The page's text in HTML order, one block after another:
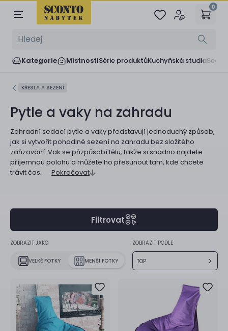
0
Kategorie MístnostiSérie produktůKuchyňská studia
KŘESLA A SEZENÍ
Pytle a vaky na zahradu
Zahradní sedací pytle a vaky představují jednoduchý způsob,
jak si vytvořit pohodlné sezení na zahradu bez složitého
zařizování. Vak se přizpůsobí tělu, takže si snadno najdete
příjemnou polohu a můžete ho přesunout tam, kde chcete
trávit čas.
Pokračovat
Filtrovat
ZOBRAZIT JAKO
VELKÉ FOTKY MENŠÍ FOTKY
ZOBRAZIT PODLE
TOP